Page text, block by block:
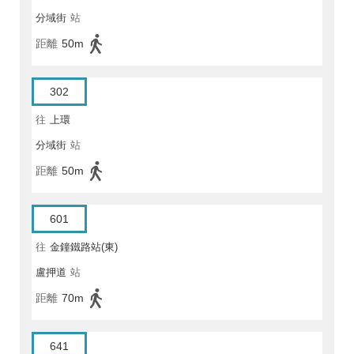
分域街 站
距離 50m
302
往 上環
分域街 站
距離 50m
601
往 金鐘鐵路站(東)
盧押道 站
距離 70m
641